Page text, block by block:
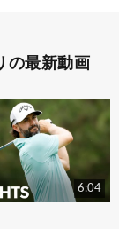
の最新動画
6:04